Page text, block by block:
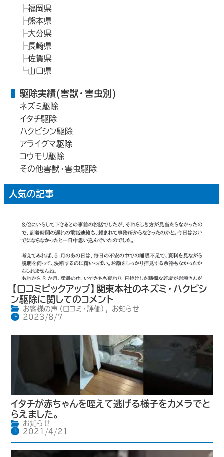
福岡県
熊本県
大分県
長崎県
佐賀県
山口県
駆除実績(害獣・害虫別)
ネズミ駆除
イタチ駆除
ハクビシン駆除
アライグマ駆除
コウモリ駆除
その他害獣・害虫駆除
人気の記事
【口コミピックアップ】関東本社のネズミ・ハクビシ
ン駆除に関してのコメント
お客様の声（口コミ・評価）
お知らせ
2023/8/7
イタチが赤ちゃんを咥えて逃げる様子をカメラでと
らえました。
お知らせ
2021/4/21